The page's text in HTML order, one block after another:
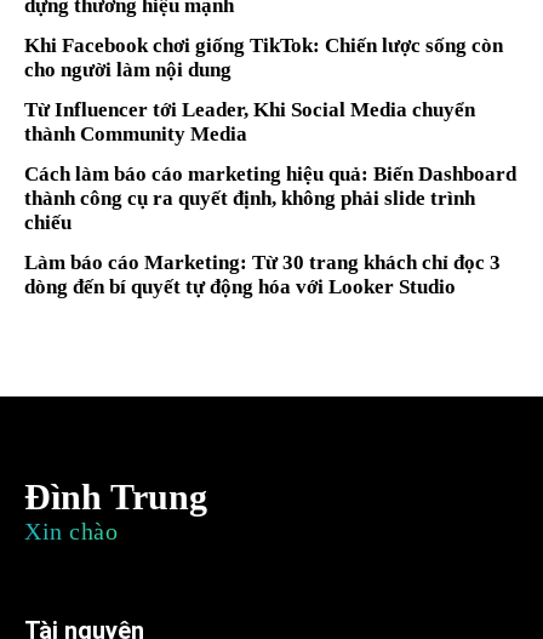
dựng thương hiệu mạnh
Khi Facebook chơi giống TikTok: Chiến lược sống còn
cho người làm nội dung
Từ Influencer tới Leader, Khi Social Media chuyển
thành Community Media
Cách làm báo cáo marketing hiệu quả: Biến Dashboard
thành công cụ ra quyết định, không phải slide trình
chiếu
Làm báo cáo Marketing: Từ 30 trang khách chỉ đọc 3
dòng đến bí quyết tự động hóa với Looker Studio
Đình Trung
Xin chào
Tài nguyên